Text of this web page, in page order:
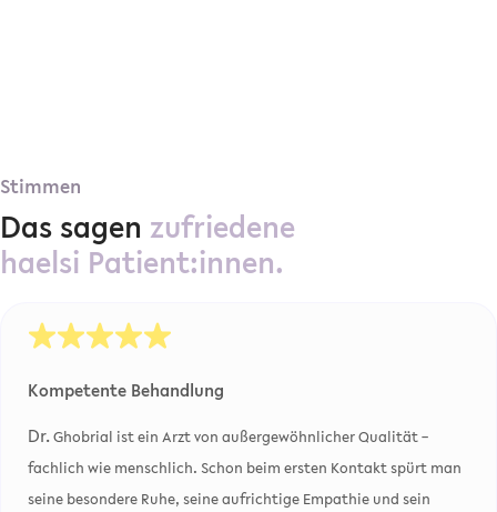
Stimmen
Das sagen zufriedene
haelsi Patient:innen.
Kompetente Behandlung
Dr.Ghobrial ist ein Arzt von außergewöhnlicher Qualität –
fachlich wie menschlich. Schon beim ersten Kontakt spürt man
seine besondere Ruhe, seine aufrichtige Empathie und sein